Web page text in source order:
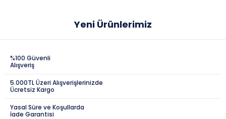
Yeni Ürünlerimiz
%100 Güvenli
Alışveriş
5.000TL Üzeri Alışverişlerinizde
Ücretsiz Kargo
Yasal Süre ve Koşullarda
İade Garantisi